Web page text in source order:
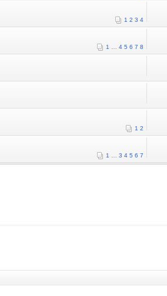
1 2 3 4
1 4 5 6 7 8
1 2
1 3 4 5 6 7